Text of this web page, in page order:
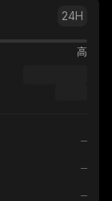
24H
高